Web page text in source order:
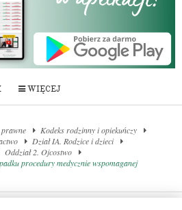
WIĘCEJ
prawne
Kodeks rodzinny i opiekuńczy
Dział IA. Rodzice i dzieci
Oddział 2. Ojcostwo
procedury medycznie wspomaganej